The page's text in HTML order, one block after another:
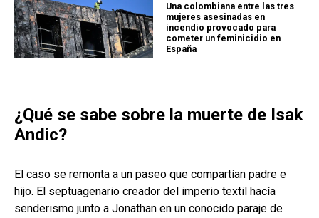
Una colombiana entre las tres
mujeres asesinadas en
incendio provocado para
cometer un feminicidio en
España
¿Qué se sabe sobre la muerte de Isak
Andic?
El caso se remonta a un paseo que compartían padre e
hijo. El septuagenario creador del imperio textil hacía
senderismo junto a Jonathan en un conocido paraje de